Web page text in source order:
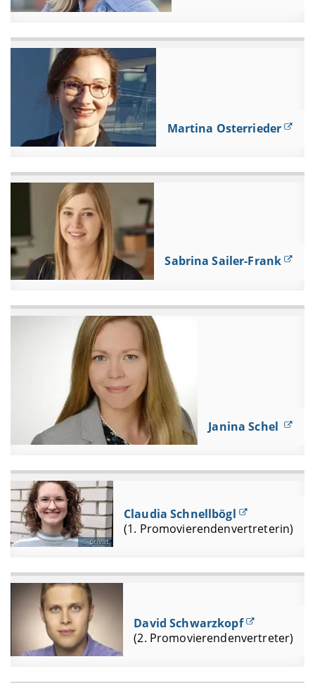
Martina Osterrieder
Sabrina Sailer-Frank
Janina Schel
privat
Claudia Schnellbögl
(1. Promovierendenvertreterin)
David Schwarzkopf
(2. Promovierendenvertreter)